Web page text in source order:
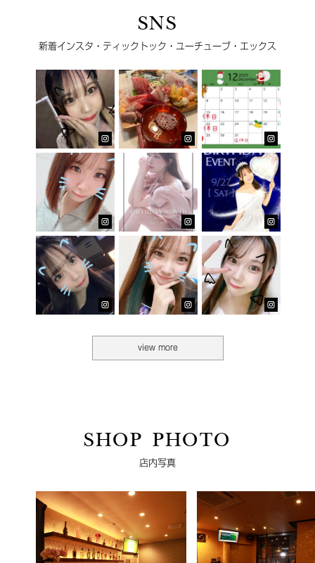
SNS
新着インスタ・ティックトック・ユーチューブ・エックス
view more
SHOP PHOTO
店内写真